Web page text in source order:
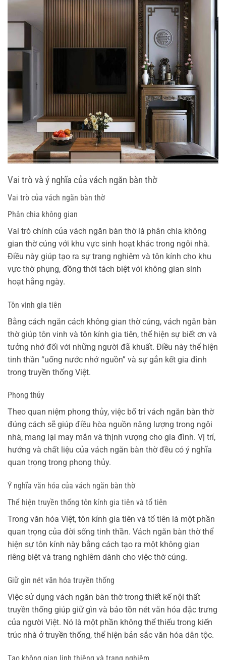
Vai trò và ý nghĩa của vách ngăn bàn thờ
Vai trò của vách ngăn bàn thờ
Phân chia không gian
Vai trò chính của vách ngăn bàn thờ là phân chia không
gian thờ cúng với khu vực sinh hoạt khác trong ngôi nhà.
Điều này giúp tạo ra sự trang nghiêm và tôn kính cho khu
vực thờ phụng, đồng thời tách biệt với không gian sinh
hoạt hằng ngày.
Tôn vinh gia tiên
Bằng cách ngăn cách không gian thờ cúng, vách ngăn bàn
thờ giúp tôn vinh và tôn kính gia tiên, thể hiện sự biết ơn và
tưởng nhớ đối với những người đã khuất. Điều này thể hiện
tinh thần “uống nước nhớ nguồn” và sự gắn kết gia đình
trong truyền thống Việt.
Phong thủy
Theo quan niệm phong thủy, việc bố trí vách ngăn bàn thờ
đúng cách sẽ giúp điều hòa nguồn năng lượng trong ngôi
nhà, mang lại may mắn và thịnh vượng cho gia đình. Vị trí,
hướng và chất liệu của vách ngăn bàn thờ đều có ý nghĩa
quan trọng trong phong thủy.
Ý nghĩa văn hóa của vách ngăn bàn thờ
Thể hiện truyền thống tôn kính gia tiên và tổ tiên
Trong văn hóa Việt, tôn kính gia tiên và tổ tiên là một phần
quan trọng của đời sống tinh thần. Vách ngăn bàn thờ thể
hiện sự tôn kính này bằng cách tạo ra một không gian
riêng biệt và trang nghiêm dành cho việc thờ cúng.
Giữ gìn nét văn hóa truyền thống
Việc sử dụng vách ngăn bàn thờ trong thiết kế nội thất
truyền thống giúp giữ gìn và bảo tồn nét văn hóa đặc trưng
của người Việt. Nó là một phần không thể thiếu trong kiến
trúc nhà ở truyền thống, thể hiện bản sắc văn hóa dân tộc.
Tạo không gian linh thiêng và trang nghiêm